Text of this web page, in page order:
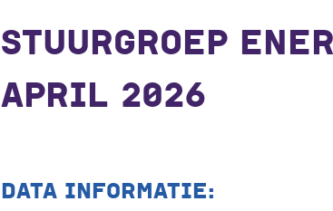
STUURGROEP
APRIL 2026
DATA INFORMATIE: